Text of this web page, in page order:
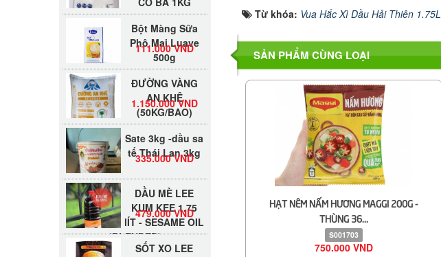
Từ khóa: Vua Hắc Xì Dầu Hải Thiên 1.75L
SẢN PHẨM CÙNG LOẠI
HẠT NÊM NẤM HƯƠNG MAGGI 200G -
THÙNG 36...
S001703
750.000 VND
Bột Màng Sữa
Phô Mai Luave
500g
111.000 VND
ĐƯỜNG VÀNG
AN KHÊ
(50KG/BAO)
1.150.000 VND
Sate 3kg -dầu sa
tế Thái Lan 3kg
335.000 VND
DẦU MÈ LEE
KUM KEE 1.75
lÍT - SESAME OIL
(BLENDED)
479.000 VND
SỐT XO LEE
KUM KEE 220G -